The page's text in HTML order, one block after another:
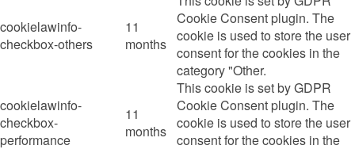
cookielawinfo-
checkbox-others
11
months
Cookie Consent plugin. The
cookie is used to store the user
consent for the cookies in the
category "Other.
cookielawinfo-
checkbox-
performance
11
months
This cookie is set by GDPR
Cookie Consent plugin. The
cookie is used to store the user
consent for the cookies in the